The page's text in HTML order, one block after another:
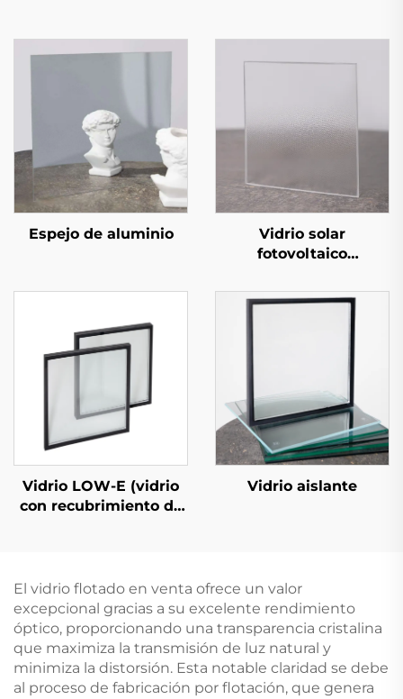
Espejo de aluminio
Vidrio solar
fotovoltaico
Vidrio LOW-E (vidrio
con recubrimiento de
Vidrio aislante
El vidrio flotado en venta ofrece un valor
excepcional gracias a su excelente rendimiento
óptico, proporcionando una transparencia cristalina
que maximiza la transmisión de luz natural y
minimiza la distorsión. Esta notable claridad se debe
al proceso de fabricación por flotación, que genera